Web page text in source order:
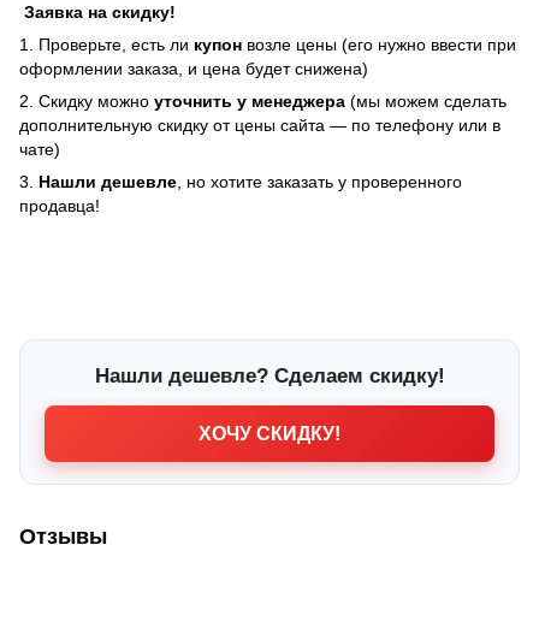
Заявка на скидку!
1. Проверьте, есть ли купон возле цены (его нужно ввести при
оформлении заказа, и цена будет снижена)
2. Скидку можно уточнить у менеджера (мы можем сделать
дополнительную скидку от цены сайта — по телефону или в
чате)
3. Нашли дешевле , но хотите заказать у проверенного
продавца!
Нашли дешевле? Сделаем скидку!
ХОЧУ СКИДКУ!
Отзывы